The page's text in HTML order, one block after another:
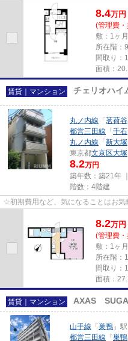
8.4万円
(管理費
敷：1ヶ
所在階：
間取り：
面積：
賃貸｜マンション チェリオハイ
丸ノ内線 「茗荷谷
都営三田線 「千石
丸ノ内線 「新大塚
東京都文京区大塚
8.2万円
築年数：築21年
階数：4階建
☆初期費用など、気になることはお
8.2万円
(管理費
敷：1ヶ
所在階：
間取り：
面積：
賃貸｜マンション AXAS
山手線 「巣鴨 」
都営三田線 「巣鴨